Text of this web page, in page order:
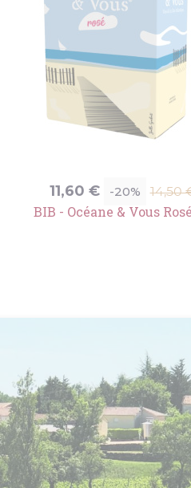
Prix
11,60 € -20%
Prix
de
base
14,50
BIB - Océane & Vous